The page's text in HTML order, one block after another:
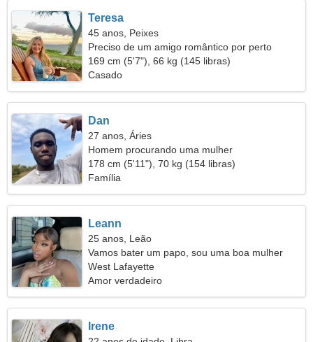
Teresa
45 anos, Peixes
Preciso de um amigo romântico por perto
169 cm (5'7"), 66 kg (145 libras)
Casado
Dan
27 anos, Áries
Homem procurando uma mulher
178 cm (5'11"), 70 kg (154 libras)
Família
Leann
25 anos, Leão
Vamos bater um papo, sou uma boa mulher
West Lafayette
Amor verdadeiro
Irene